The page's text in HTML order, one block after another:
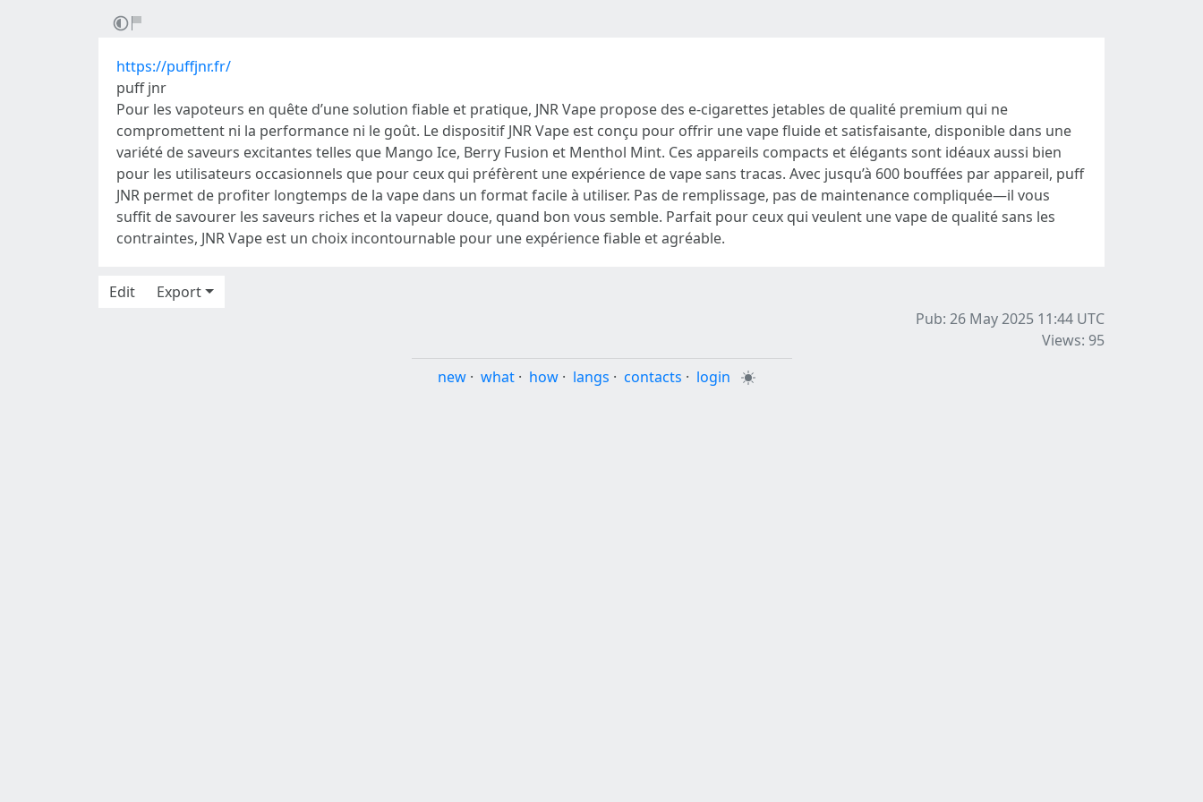
https://puffjnr.fr/
puff jnr
Pour les vapoteurs en quête d’une solution fiable et pratique, JNR Vape propose des e-cigarettes jetables de qualité premium qui ne
compromettent ni la performance ni le goût. Le dispositif JNR Vape est conçu pour offrir une vape fluide et satisfaisante, disponible dans une
variété de saveurs excitantes telles que Mango Ice, Berry Fusion et Menthol Mint. Ces appareils compacts et élégants sont idéaux aussi bien
pour les utilisateurs occasionnels que pour ceux qui préfèrent une expérience de vape sans tracas. Avec jusqu’à 600 bouffées par appareil, puff
JNR permet de profiter longtemps de la vape dans un format facile à utiliser. Pas de remplissage, pas de maintenance compliquée—il vous
suffit de savourer les saveurs riches et la vapeur douce, quand bon vous semble. Parfait pour ceux qui veulent une vape de qualité sans les
contraintes, JNR Vape est un choix incontournable pour une expérience fiable et agréable.
Edit
Export
Pub: 26 May 2025 11:44 UTC
Views: 95
new · what · how · langs · contacts · login